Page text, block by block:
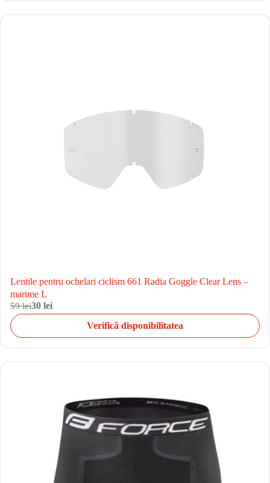
Lentile pentru ochelari ciclism 661 Radia Goggle Clear Lens –
marime L
59 lei30 lei
Verifică disponibilitatea